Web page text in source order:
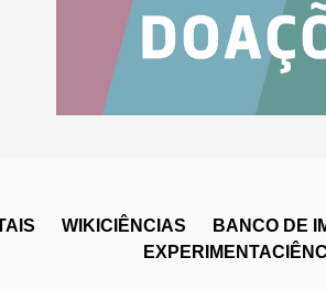
WIKICIÊNCIAS BANCO DE